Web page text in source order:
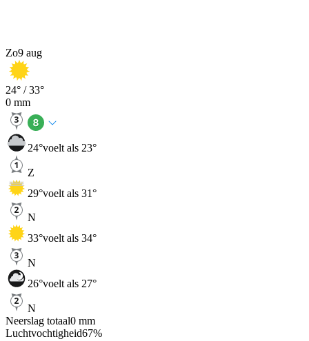
Zo9 aug
24° /33°
0 mm
24°voelt als 23°
Z
29°voelt als 31°
N
33°voelt als 34°
N
26°voelt als 27°
N
Neerslag totaal0 mm
Luchtvochtigheid67%